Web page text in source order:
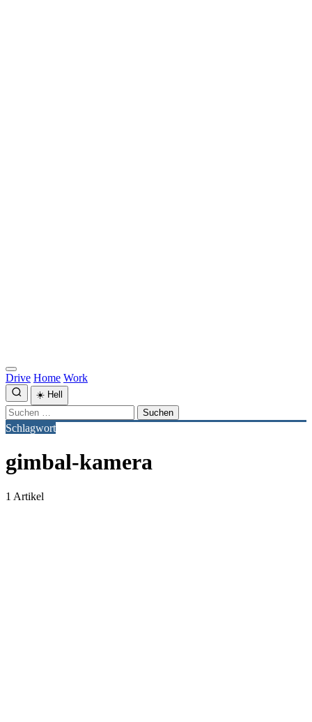
Drive Home Work
☀️ Hell
Suchen
nach:
Schlagwort
gimbal-kamera
1 Artikel